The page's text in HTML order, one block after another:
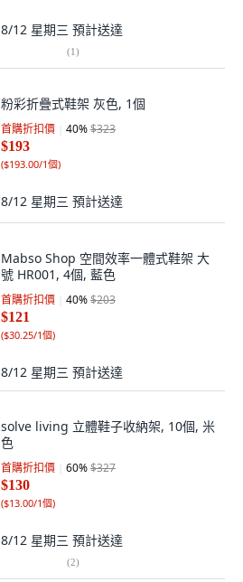
8/12 星期三 預計送達
(1)
粉彩折疊式鞋架 灰色, 1個
首購折扣價 40%$323
$193
($193.00/1個)
8/12 星期三 預計送達
Mabso Shop 空間效率一體式鞋架 大
號 HR001, 4個, 藍色
首購折扣價 40%$203
$121
($30.25/1個)
8/12 星期三 預計送達
solve living 立體鞋子收納架, 10個, 米
色
首購折扣價 60%$327
$130
($13.00/1個)
8/12 星期三 預計送達
(2)